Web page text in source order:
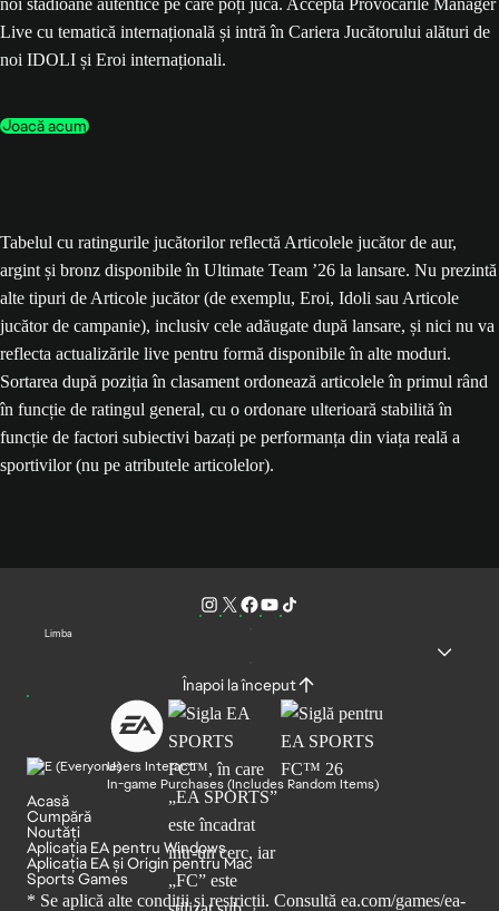
Live cu tematică internațională și intră în Cariera Jucătorului alături de
noi IDOLI și Eroi internaționali.
Joacă acum
Tabelul cu ratingurile jucătorilor reflectă Articolele jucător de aur,
argint și bronz disponibile în Ultimate Team ’26 la lansare. Nu prezintă
alte tipuri de Articole jucător (de exemplu, Eroi, Idoli sau Articole
jucător de campanie), inclusiv cele adăugate după lansare, și nici nu va
reflecta actualizările live pentru formă disponibile în alte moduri.
Sortarea după poziția în clasament ordonează articolele în primul rând
în funcție de ratingul general, cu o ordonare ulterioară stabilită în
funcție de factori subiectivi bazați pe performanța din viața reală a
sportivilor (nu pe atributele articolelor).
Limba
Înapoi la început
Users Interact
In-game Purchases (Includes Random Items)
Acasă
Cumpără
Noutăți
Aplicația EA pentru Windows
Aplicația EA și Origin pentru Mac
Sports Games
* Se aplică alte condiții și restricții. Consultă ea.com/games/ea-